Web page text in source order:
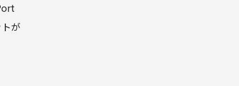
が